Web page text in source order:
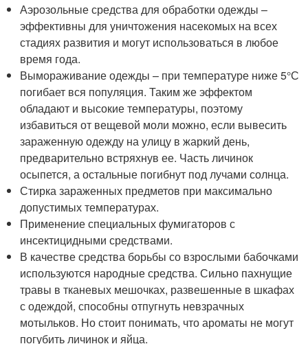
Аэрозольные средства для обработки одежды –
эффективны для уничтожения насекомых на всех
стадиях развития и могут использоваться в любое
время года.
Вымораживание одежды – при температуре ниже 5°С
погибает вся популяция. Таким же эффектом
обладают и высокие температуры, поэтому
избавиться от вещевой моли можно, если вывесить
зараженную одежду на улицу в жаркий день,
предварительно встряхнув ее. Часть личинок
осыпется, а остальные погибнут под лучами солнца.
Стирка зараженных предметов при максимально
допустимых температурах.
Применение специальных фумигаторов с
инсектицидными средствами.
В качестве средства борьбы со взрослыми бабочками
используются народные средства. Сильно пахнущие
травы в тканевых мешочках, развешенные в шкафах
с одеждой, способны отпугнуть невзрачных
мотыльков. Но стоит понимать, что ароматы не могут
погубить личинок и яйца.